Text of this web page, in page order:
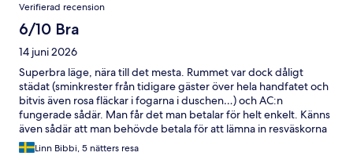
Verifierad recension
6/10 Bra
14 juni 2026
Superbra läge, nära till det mesta. Rummet var dock dåligt
städat (sminkrester från tidigare gäster över hela handfatet och
bitvis även rosa fläckar i fogarna i duschen…) och AC:n
fungerade sådär. Man får det man betalar för helt enkelt. Känns
även sådär att man behövde betala för att lämna in resväskorna
för förvaring innan incheckning.
Linn Bibbi, 5 nätters resa